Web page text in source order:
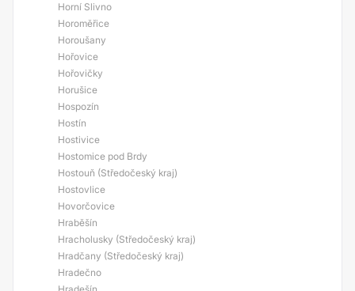
Horní Slivno
Horoměřice
Horoušany
Hořovice
Hořovičky
Horušice
Hospozín
Hostín
Hostivice
Hostomice pod Brdy
Hostouň (Středočeský kraj)
Hostovlice
Hovorčovice
Hraběšín
Hracholusky (Středočeský kraj)
Hradčany (Středočeský kraj)
Hradečno